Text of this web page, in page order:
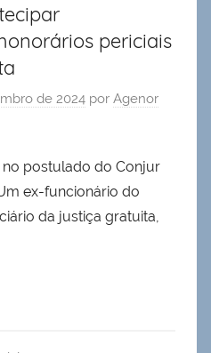
periciais
de 2024 por Agenor
postulado do Conjur
ex-funcionário do
da justiça gratuita,